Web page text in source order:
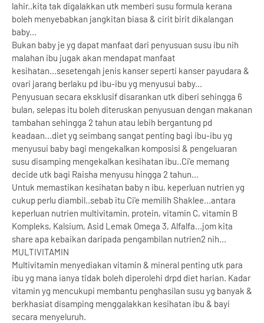
lahir..kita tak digalakkan utk memberi susu formula kerana
boleh menyebabkan jangkitan biasa & cirit birit dikalangan
baby...
Bukan baby je yg dapat manfaat dari penyusuan susu ibu nih
malahan ibu jugak akan mendapat manfaat
kesihatan...sesetengah jenis kanser seperti kanser payudara &
ovari jarang berlaku pd ibu-ibu yg menyusui baby...
Penyusuan secara eksklusif disarankan utk diberi sehingga 6
bulan, selepas itu boleh diteruskan penyusuan dengan makanan
tambahan sehingga 2 tahun atau lebih bergantung pd
keadaan...diet yg seimbang sangat penting bagi ibu-ibu yg
menyusui baby bagi mengekalkan komposisi & pengeluaran
susu disamping mengekalkan kesihatan ibu..Ci'e memang
decide utk bagi Raisha menyusu hingga 2 tahun...
Untuk memastikan kesihatan baby n ibu, keperluan nutrien yg
cukup perlu diambil..sebab itu Ci'e memilih Shaklee...antara
keperluan nutrien multivitamin, protein, vitamin C, vitamin B
Kompleks, Kalsium, Asid Lemak Omega 3, Alfalfa...jom kita
share apa kebaikan daripada pengambilan nutrien2 nih...
MULTIVITAMIN
Multivitamin menyediakan vitamin & mineral penting utk para
ibu yg mana ianya tidak boleh diperolehi drpd diet harian. Kadar
vitamin yg mencukupi membantu penghasilan susu yg banyak &
berkhasiat disamping menggalakkan kesihatan ibu & bayi
secara menyeluruh.